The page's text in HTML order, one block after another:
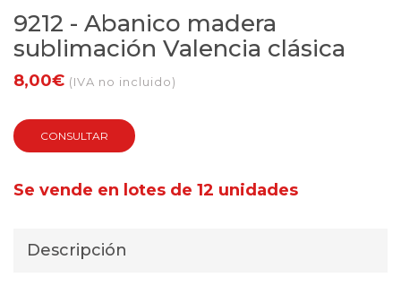
9212 - Abanico madera
sublimación Valencia clásica
8,00€ (IVA no incluido)
CONSULTAR
Se vende en lotes de 12 unidades
Descripción